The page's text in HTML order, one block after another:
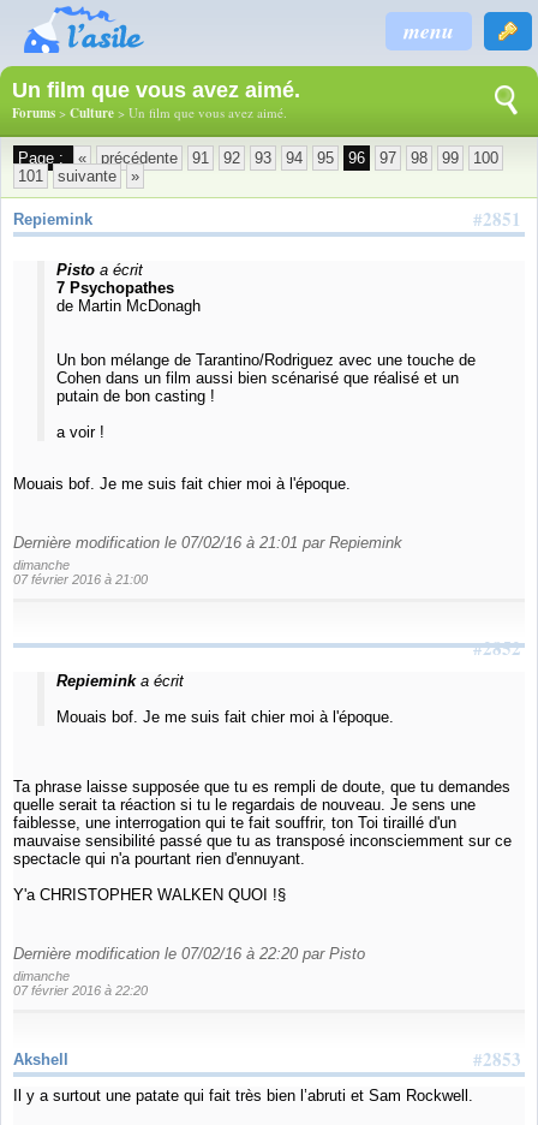
menu
Un film que vous avez aimé.
Forums > Culture > Un film que vous avez aimé.
Page : « précédente 91 92 93 94 95 96 97 98 99
100
101
suivante »
#2851
Repiemink
Pistoa écrit
7 Psychopathes
de Martin McDonagh
Un bon mélange de Tarantino/Rodriguez avec une touche de
Cohen dans un film aussi bien scénarisé que réalisé et un
putain de bon casting !
a voir !
Mouais bof. Je me suis fait chier moi à l'époque.
Dernière modification le 07/02/16 à 21:01 par Repiemink
dimanche
07 février 2016 à 21:00
#2852
Repieminka écrit
Mouais bof. Je me suis fait chier moi à l'époque.
Ta phrase laisse supposée que tu es rempli de doute, que tu demandes
quelle serait ta réaction si tu le regardais de nouveau. Je sens une
faiblesse, une interrogation qui te fait souffrir, ton Toi tiraillé d'un
mauvaise sensibilité passé que tu as transposé inconsciemment sur ce
spectacle qui n'a pourtant rien d'ennuyant.
Y'a CHRISTOPHER WALKEN QUOI !§
Dernière modification le 07/02/16 à 22:20 par Pisto
dimanche
07 février 2016 à 22:20
#2853
Akshell
Il y a surtout une patate qui fait très bien l’abruti et Sam Rockwell.